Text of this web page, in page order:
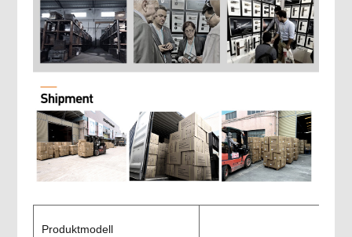
Produktmodell